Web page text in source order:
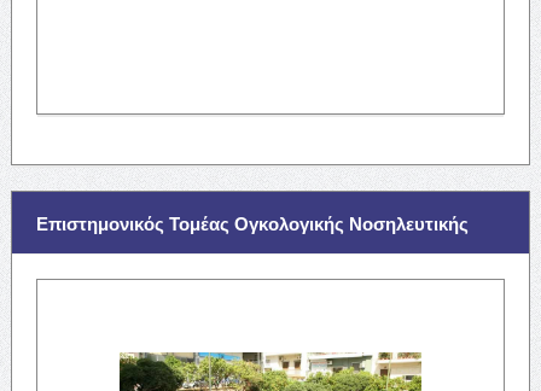
Επιστημονικός Τομέας Ογκολογικής Νοσηλευτικής